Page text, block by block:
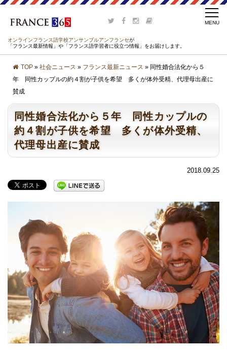
オンラインフランス語学校アンサンブルアンフランセが
「フランス最新情報」や「フランス語学習者に役立つ情報」をお届けします。
TOP » 社会ニュース » フランス最新ニュース » 同性婚合法化から５
年 同性カップルの約４割が子供を希望 多くが体外受精、代理母出産に
賛成
同性婚合法化から５年 同性カップルの
約４割が子供を希望 多くが体外受精、
代理母出産に賛成
2018.09.25